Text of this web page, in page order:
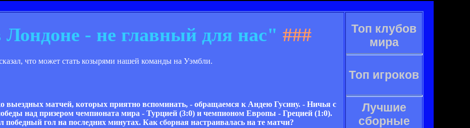
- не главный для нас" ###
что может стать козырями нашей команды на Уэмбли.
выездных матчей, которых приятно вспоминать, - обращаемся к Андею Гусину. - Ничья с
над призером чемпионата мира - Турцией (3:0) и чемпионом Европы - Грецией (1:0).
победный гол на последних минутах. Как сборная настраивалась на те матчи?
Топ клубов
мира
Топ игроков
Лучшие
сборные